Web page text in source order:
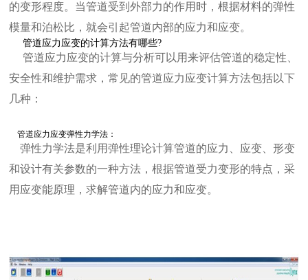
的变形程度。当管道受到外部力的作用时，根据材料的弹性
模量和泊松比，就会引起管道内部的应力和应变。
管道应力应变的计算方法有哪些?
管道应力应变的计算与分析可以用来评估管道的稳定性、
安全性和维护需求，常见的管道应力应变计算方法包括以下
几种：
管道应力应变弹性力学法：
弹性力学法是利用弹性理论计算管道的应力、应变、形变
和设计有关参数的一种方法，根据管道受力变形的特点，采
用应变能原理，求解管道内的应力和应变。